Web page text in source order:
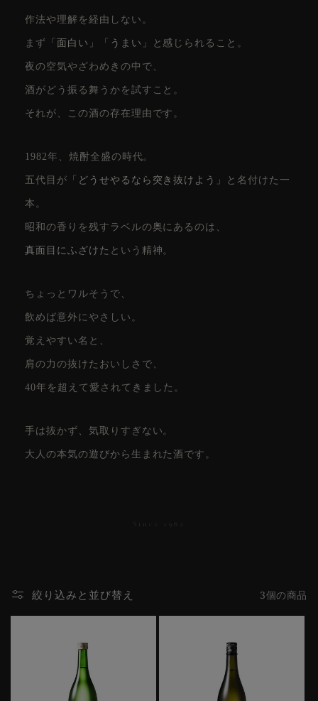
作法や理解を経由しない。
まず 「面白い」「うまい」 と感じられること。
夜の空気やざわめきの中で、
酒がどう振る舞うかを試すこと。
それが、この酒の存在理由です。
1982年、焼酎全盛の時代。
五代目が 「どうせやるなら突き抜けよう」 と名付けた一
本。
昭和の香りを残すラベルの奥にあるのは、
真面目にふざけた という精神。
ちょっとワルそうで、
飲めば意外にやさしい。
覚えやすい名と、
肩の力の抜けたおいしさで、
40年を超えて愛されてきました。
手は抜かず、気取りすぎない。
大人の本気の遊びから生まれた酒です。
Since 1982
絞り込みと並び替え 3個の商品